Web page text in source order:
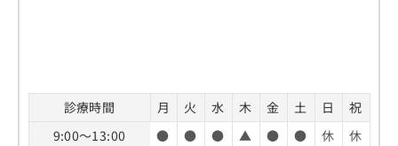
診療時間 月 火 水 木 金 土 日
祝
9:00～13:00
● ● ● ▲ ● ● 休
休